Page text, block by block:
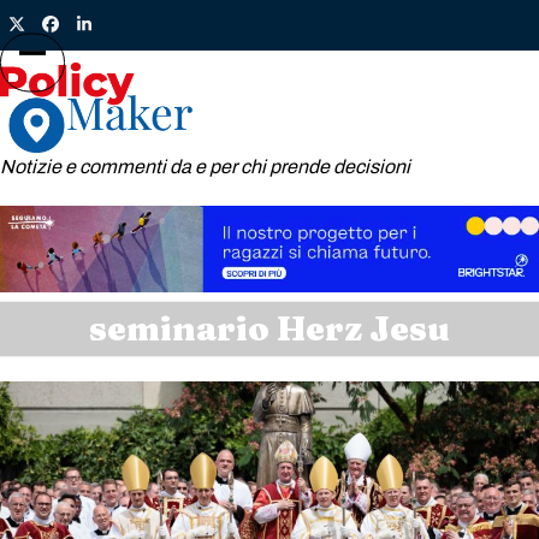
Skip
to
content
TwitterFacebook
LinkedIn
Notizie e commenti da e per chi prende decisioni
Open
mobile
menu
Close
mobile
menu
seminario Herz Jesu